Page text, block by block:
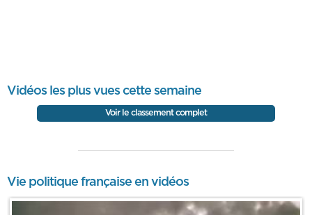
Vidéos les plus vues cette semaine
Voir le classement complet
Vie politique française en vidéos